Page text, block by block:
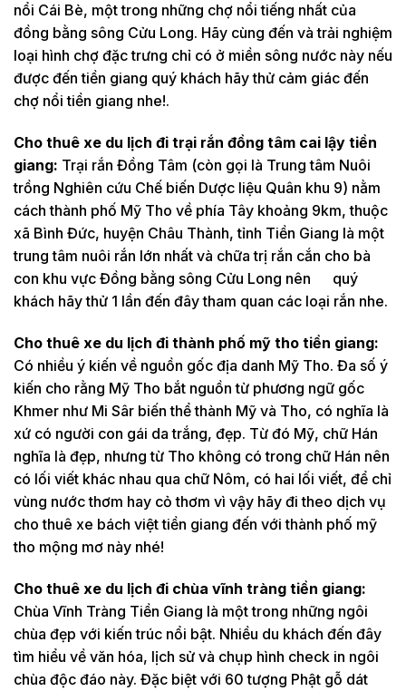
nổi Cái Bè, một trong những chợ nổi tiếng nhất của
đồng bằng sông Cửu Long. Hãy cùng đến và trải nghiệm
loại hình chợ đặc trưng chỉ có ở miền sông nước này nếu
được đến tiền giang quý khách hãy thử cảm giác đến
chợ nổi tiền giang nhe!.
Cho thuê xe du lịch đi trại rắn đồng tâm cai lậy tiền
giang: Trại rắn Đồng Tâm (còn gọi là Trung tâm Nuôi
trồng Nghiên cứu Chế biến Dược liệu Quân khu 9) nằm
cách thành phố Mỹ Tho về phía Tây khoảng 9km, thuộc
xã Bình Đức, huyện Châu Thành, tỉnh Tiền Giang là một
trung tâm nuôi rắn lớn nhất và chữa trị rắn cắn cho bà
con khu vực Đồng bằng sông Cửu Long nên quý
khách hãy thử 1 lần đến đây tham quan các loại rắn nhe.
Cho thuê xe du lịch đi thành phố mỹ tho tiền giang:
Có nhiều ý kiến về nguồn gốc địa danh Mỹ Tho. Đa số ý
kiến cho rằng Mỹ Tho bắt nguồn từ phương ngữ gốc
Khmer như Mi Sâr biến thể thành Mỹ và Tho, có nghĩa là
xứ có người con gái da trắng, đẹp. Từ đó Mỹ, chữ Hán
nghĩa là đẹp, nhưng từ Tho không có trong chữ Hán nên
có lối viết khác nhau qua chữ Nôm, có hai lối viết, để chỉ
vùng nước thơm hay cỏ thơm vì vậy hãy đi theo dịch vụ
cho thuê xe bách việt tiền giang đến với thành phố mỹ
tho mộng mơ này nhé!
Cho thuê xe du lịch đi chùa vĩnh tràng tiền giang:
Chùa Vĩnh Tràng Tiền Giang là một trong những ngôi
chùa đẹp với kiến trúc nổi bật. Nhiều du khách đến đây
tìm hiểu về văn hóa, lịch sử và chụp hình check in ngôi
chùa độc đáo này. Đặc biệt với 60 tượng Phật gỗ dát